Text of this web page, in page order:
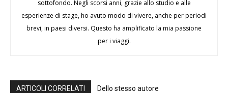
sottofondo. Negli scorsi anni, grazie allo studio e alle
esperienze di stage, ho avuto modo di vivere, anche per periodi
brevi, in paesi diversi. Questo ha amplificato la mia passione
per i viaggi.
ARTICOLI CORRELATI Dello stesso autore